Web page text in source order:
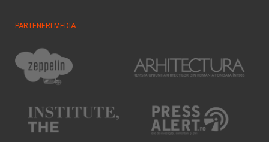
PARTENERI MEDIA